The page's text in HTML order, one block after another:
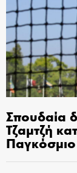
Σπουδαία
Τζαμτζή